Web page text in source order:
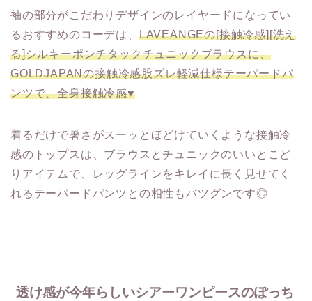
袖の部分がこだわりデザインのレイヤードになってい
るおすすめのコーデは、 LAVEANGEの[接触冷感][洗え
る]シルキーポンチタックチュニックブラウスに、
GOLDJAPANの接触冷感股ズレ軽減仕様テーパードパ
ンツで、全身接触冷感♥
着るだけで暑さがスーッとほどけていくような接触冷
感のトップスは、ブラウスとチュニックのいいとこど
りアイテムで、レッグラインをキレイに長く見せてく
れるテーパードパンツとの相性もバツグンです◎
透け感が今年らしいシアーワンピースのぽっち